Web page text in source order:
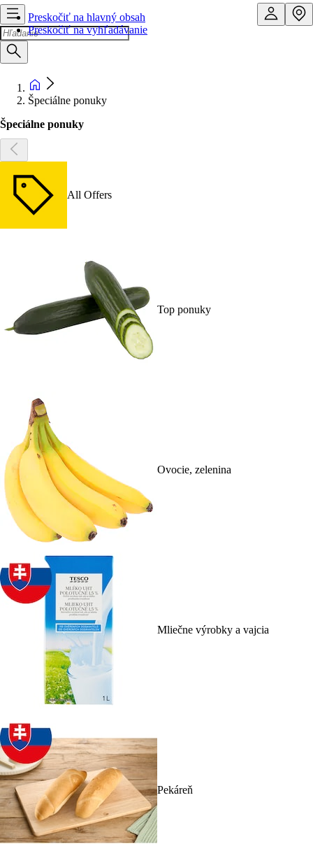
Preskočiť na hlavný obsah
Preskočiť na vyhľadávanie
Špeciálne ponuky
Špeciálne ponuky
All Offers
Top ponuky
Ovocie, zelenina
Mliečne výrobky a vajcia
Pekáreň